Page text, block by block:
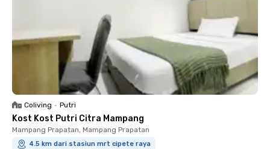
Coliving • Putri
Kost Kost Putri Citra Mampang
Mampang Prapatan, Mampang Prapatan
4.5 km dari stasiun mrt cipete raya